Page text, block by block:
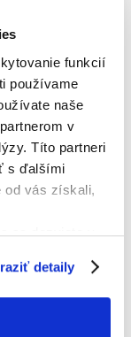
funkcií
používame
naše
v
Títo partneri
s ďalšími
od vás získali,
sa dozviete v
detaily